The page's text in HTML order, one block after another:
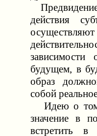
действия
будущем, в
образ
собой
Идею о том,
значение в
встретить в